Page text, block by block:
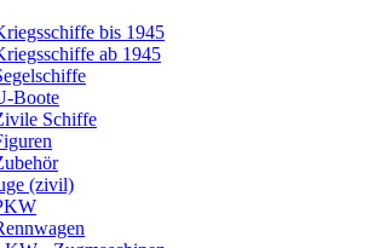
bis 1945
ab 1945
Boote
Schiffe
(zivil)